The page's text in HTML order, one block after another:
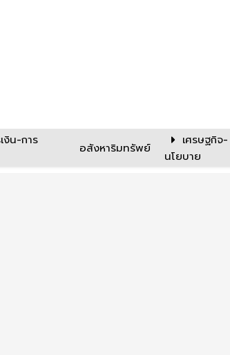
งิน-การ
อสังหาริมทรัพย์
เศรษฐกิจ-
นโยบาย